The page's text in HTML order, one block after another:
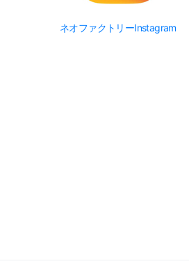
ネオファクトリーInstagram